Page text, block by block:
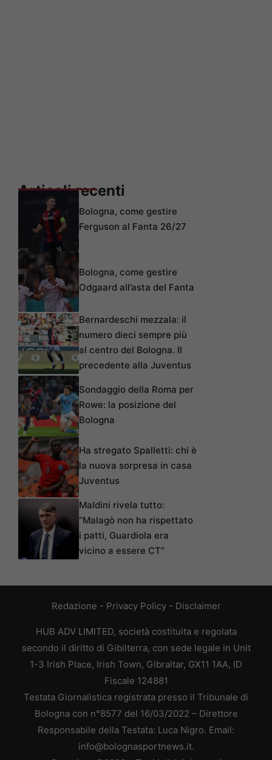
Articoli recenti
Bologna, come gestire
Ferguson al Fanta 26/27
Bologna, come gestire
Odgaard all’asta del Fanta
Bernardeschi mezzala: il
numero dieci sempre più
al centro del Bologna. Il
precedente alla Juventus
Sondaggio della Roma per
Rowe: la posizione del
Bologna
Ha stregato Spalletti: chi è
la nuova sorpresa in casa
Juventus
Maldini rivela tutto:
“Malagò non ha rispettato
i patti, Guardiola era
vicino a essere CT”
Redazione - Privacy Policy- Disclaimer
HUB ADV LIMITED, società costituita e regolata
secondo il diritto di Gibilterra, con sede legale in Unit
1-3 Irish Place, Irish Town, Gibraltar, GX11 1AA, ID
Fiscale 124881
Testata Giornalistica registrata presso il Tribunale di
Bologna con n°8577 del 16/03/2022 – Direttore
Responsabile della Testata: Luca Nigro. Email:
info@bolognasportnews.it.